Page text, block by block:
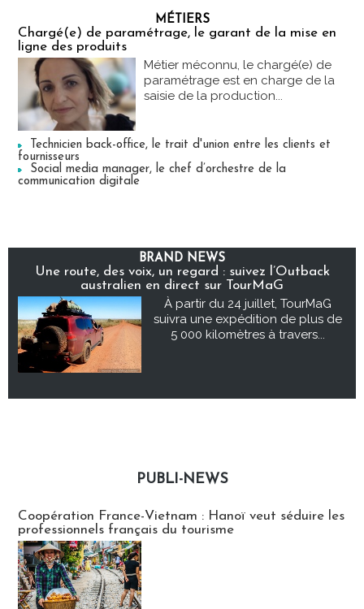
MÉTIERS
Chargé(e) de paramétrage, le garant de la mise en
ligne des produits
Métier méconnu, le chargé(e) de
paramétrage est en charge de la
saisie de la production...
Technicien back-office, le trait d'union entre les clients et
fournisseurs
Social media manager, le chef d’orchestre de la
communication digitale
BRAND NEWS
Une route, des voix, un regard : suivez l’Outback
australien en direct sur TourMaG
À partir du 24 juillet, TourMaG
suivra une expédition de plus de
5 000 kilomètres à travers...
PUBLI-NEWS
Coopération France-Vietnam : Hanoï veut séduire les
professionnels français du tourisme